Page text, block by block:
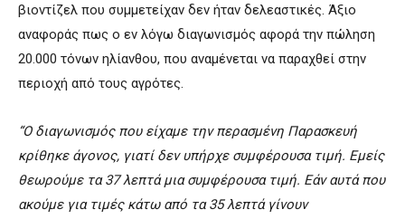
βιοντίζελ που συμμετείχαν δεν ήταν δελεαστικές. Άξιο
αναφοράς πως ο εν λόγω διαγωνισμός αφορά την πώληση
20.000 τόνων ηλίανθου, που αναμένεται να παραχθεί στην
περιοχή από τους αγρότες.
“Ο διαγωνισμός που είχαμε την περασμένη Παρασκευή
κρίθηκε άγονος, γιατί δεν υπήρχε συμφέρουσα τιμή. Εμείς
θεωρούμε τα37λεπτά μια συμφέρουσα τιμή. Εάν αυτά που
ακούμε για τιμές κάτω από τα35λεπτά γίνουν